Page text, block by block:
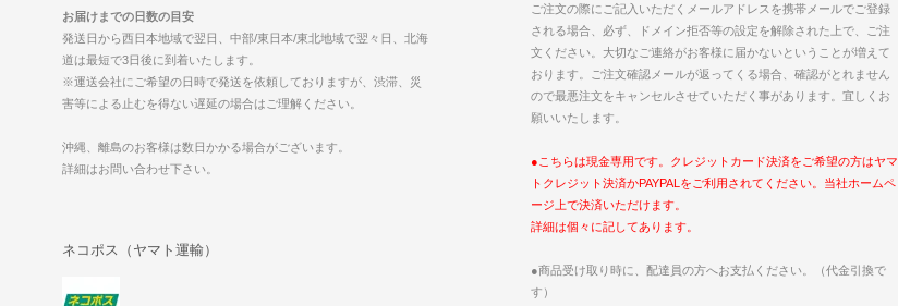
お届けまでの日数の目安
発送日から西日本地域で翌日、中部/東日本/東北地域で翌々日、北海
道は最短で3日後に到着いたします。
※運送会社にご希望の日時で発送を依頼しておりますが、渋滞、災
害等による止むを得ない遅延の場合はご理解ください。
沖縄、離島のお客様は数日かかる場合がございます。
詳細はお問い合わせ下さい。
ネコポス（ヤマト運輸）
ご注文の際にご記入いただくメールアドレスを携帯メールでご登録
される場合、必ず、ドメイン拒否等の設定を解除された上で、ご注
文ください。大切なご連絡がお客様に届かないということが増えて
おります。ご注文確認メールが返ってくる場合、確認がとれません
ので最悪注文をキャンセルさせていただく事があります。宜しくお
願いいたします。
●こちらは現金専用です。クレジットカード決済をご希望の方はヤマ
トクレジット決済かPAYPALをご利用されてください。当社ホームペ
ージ上で決済いただけます。
詳細は個々に記してあります。
●商品受け取り時に、配達員の方へお支払ください。（代金引換で
す）